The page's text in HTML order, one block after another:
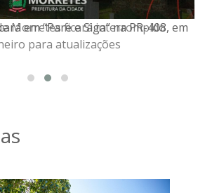
Morretes ficará interrompido
para atualizações
em “Pare e Siga” na PR-408, em